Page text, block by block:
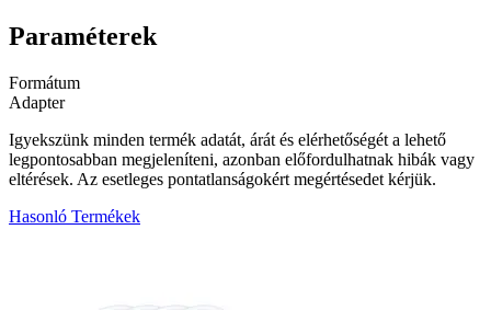
Paraméterek
Formátum
Adapter
Igyekszünk minden termék adatát, árát és elérhetőségét a lehető
legpontosabban megjeleníteni, azonban előfordulhatnak hibák vagy
eltérések. Az esetleges pontatlanságokért megértésedet kérjük.
Hasonló Termékek